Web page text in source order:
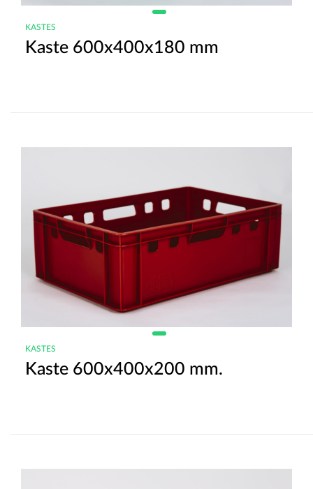
KASTES
Kaste 600x400x180 mm
KASTES
Kaste 600x400x200 mm.